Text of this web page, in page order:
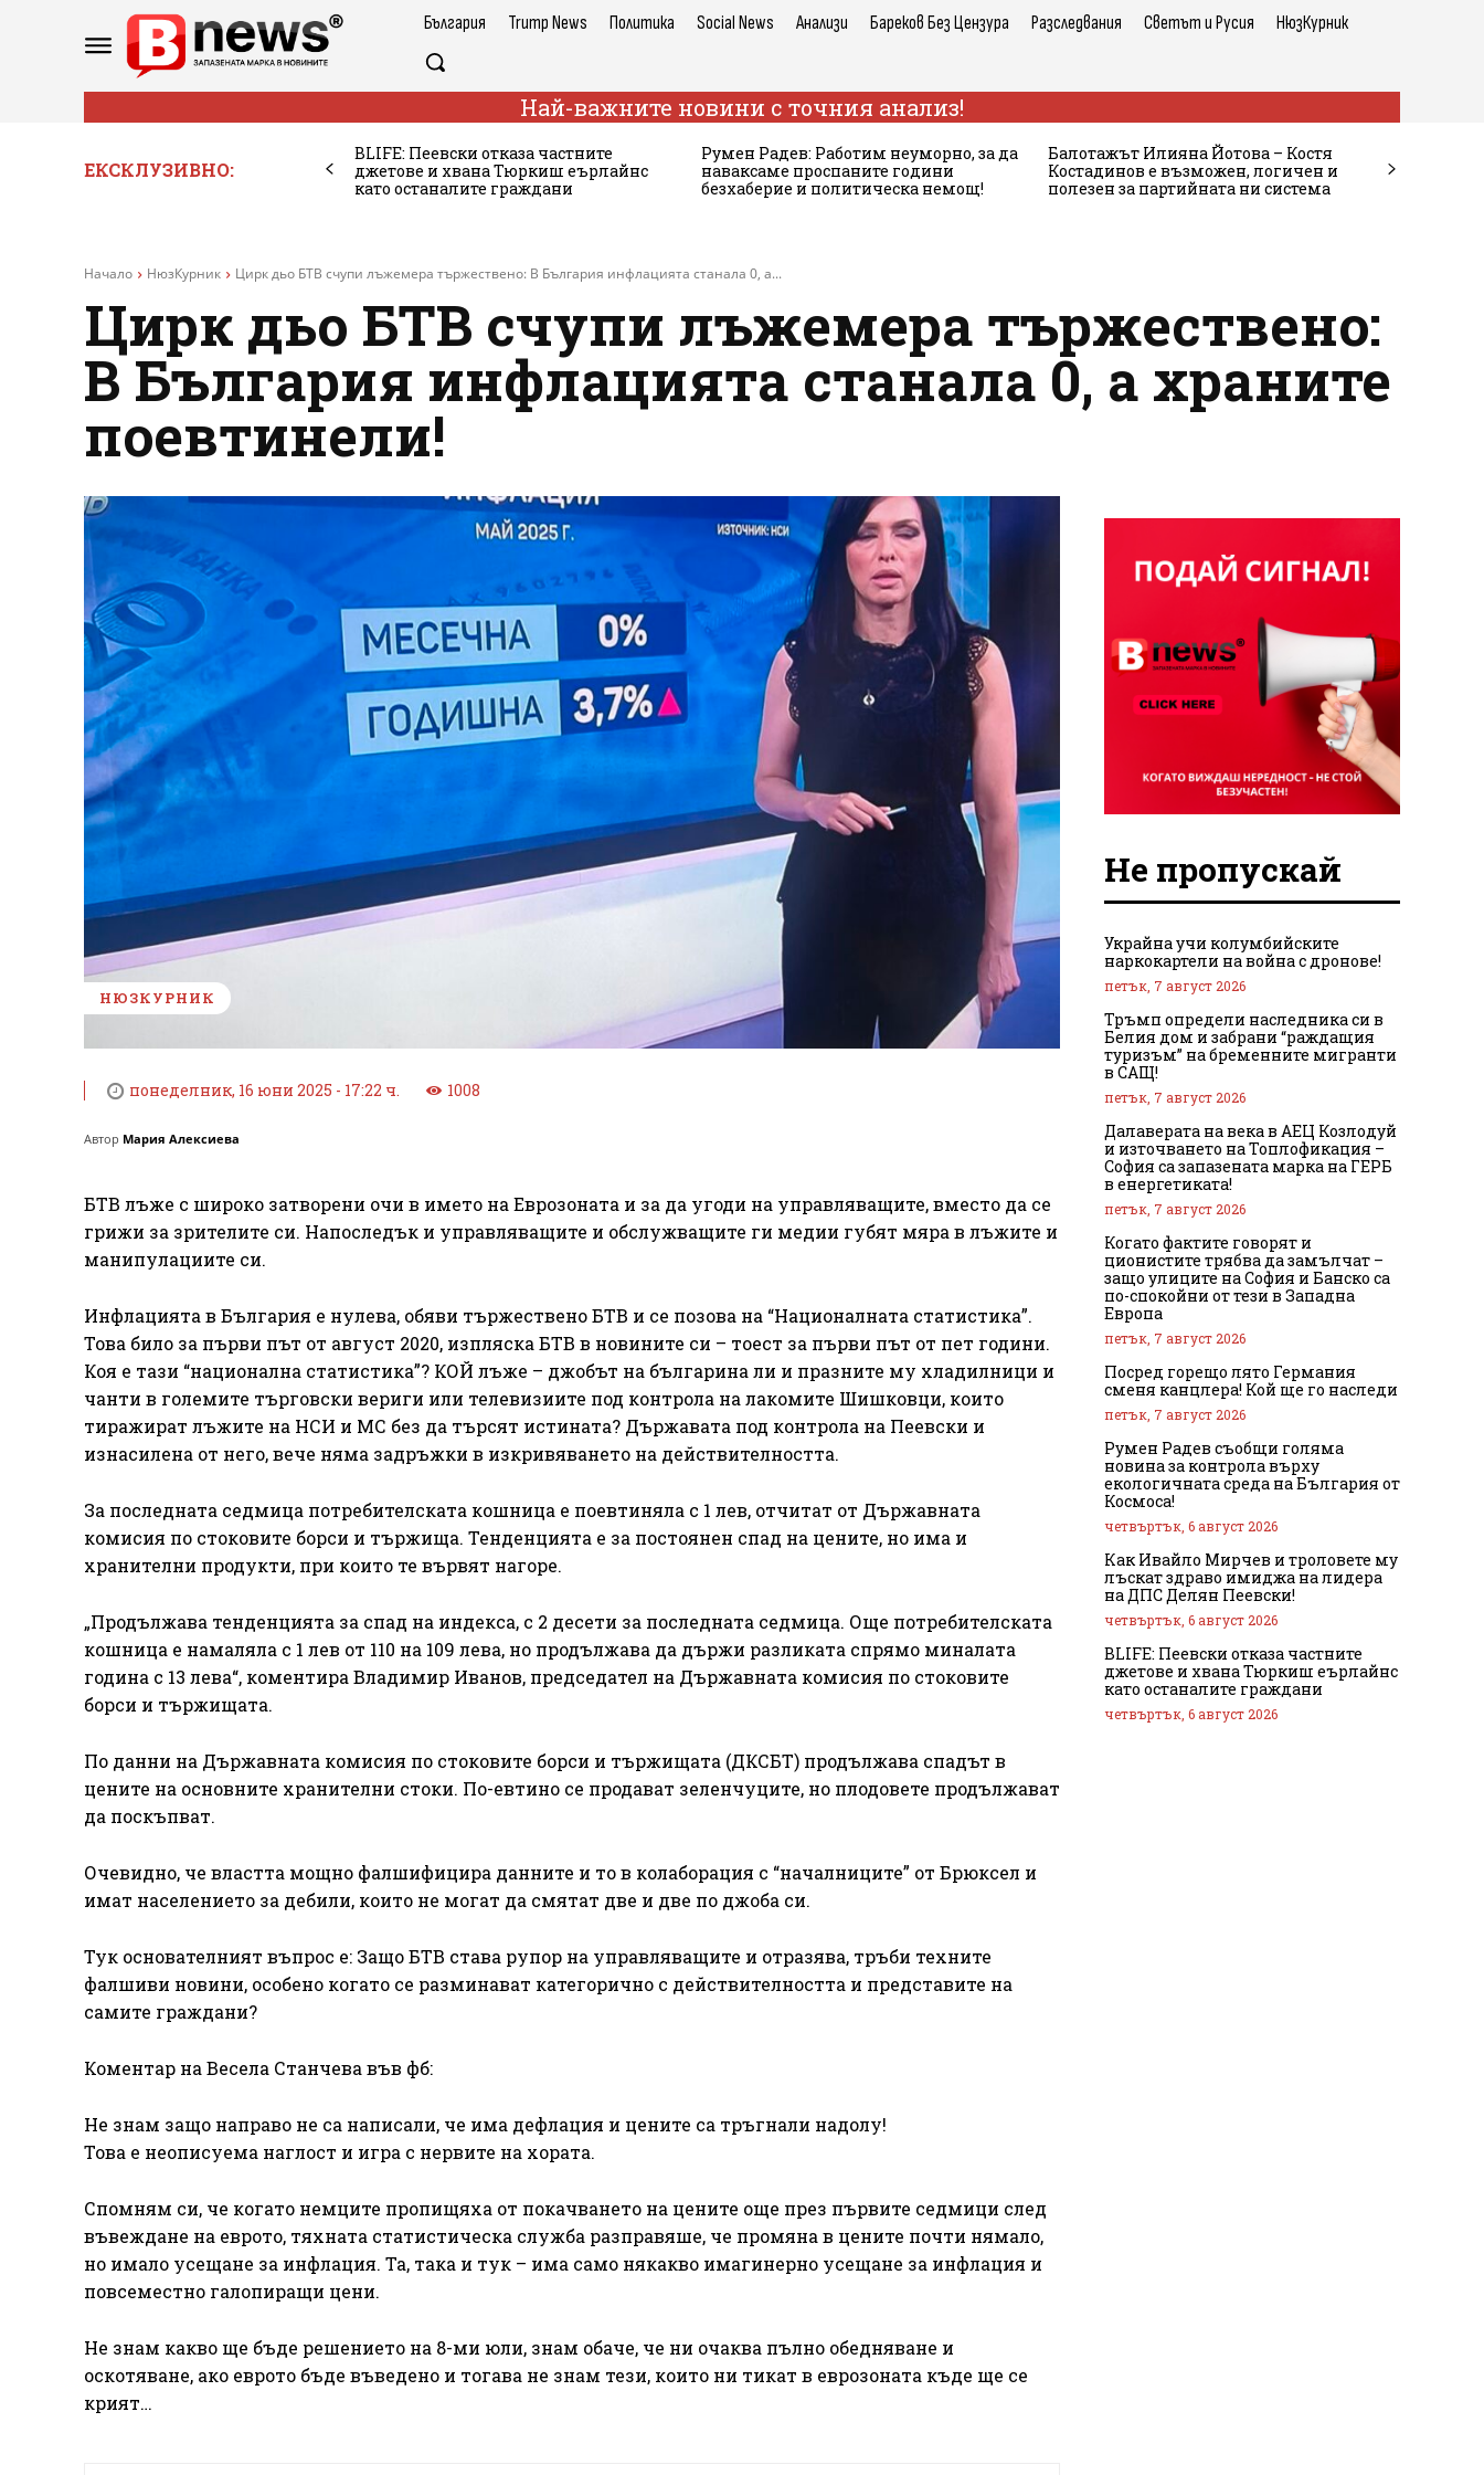
България Trump News Политика Social News Анализи Бареков Без Цензура Разследвания Светът и Русия НюзКурник
Най-важните новини с точния анализ!
ЕКСКЛУЗИВНО:
BLIFE: Пеевски отказа частните
джетове и хвана Тюркиш еърлайнс
като останалите граждани
Румен Радев: Работим неуморно, за да
наваксаме проспаните години
безхаберие и политическа немощ!
Балотажът Илияна Йотова – Костя
Костадинов е възможен, логичен и
полезен за партийната ни система
Начало НюзКурник Цирк дьо БТВ счупи лъжемера тържествено: В България инфлацията станала 0, а...
Цирк дьо БТВ счупи лъжемера тържествено:
В България инфлацията станала 0, а храните
поевтинели!
НЮЗКУРНИК
понеделник, 16 юни 2025 - 17:22 ч. 1008
Автор Мария Алексиева
БТВ лъже с широко затворени очи в името на Еврозоната и за да угоди на управляващите, вместо да се
грижи за зрителите си. Напоследък и управляващите и обслужващите ги медии губят мяра в лъжите и
манипулациите си.
Инфлацията в България е нулева, обяви тържествено БТВ и се позова на “Националната статистика”.
Това било за първи път от август 2020, изпляска БТВ в новините си – тоест за първи път от пет години.
Коя е тази “национална статистика”? КОЙ лъже – джобът на българина ли и празните му хладилници и
чанти в големите търговски вериги или телевизиите под контрола на лакомите Шишковци, които
тиражират лъжите на НСИ и МС без да търсят истината? Държавата под контрола на Пеевски и
изнасилена от него, вече няма задръжки в изкривяването на действителността.
За последната седмица потребителската кошница е поевтиняла с 1 лев, отчитат от Държавната
комисия по стоковите борси и тържища. Тенденцията е за постоянен спад на цените, но има и
хранителни продукти, при които те вървят нагоре.
„Продължава тенденцията за спад на индекса, с 2 десети за последната седмица. Още потребителската
кошница е намаляла с 1 лeв от 110 на 109 лeвa, но продължава да държи разликата спрямо миналата
година с 13 лeва“, коментира Владимир Иванов, председател на Държавната комисия по стоковите
борси и тържищата.
По данни на Държавната комисия по стоковите борси и тържищата (ДКСБТ) продължава спадът в
цените на основните хранителни стоки. По-евтино се продават зеленчуците, но плодовете продължават
да поскъпват.
Очевидно, че властта мощно фалшифицира данните и то в колаборация с “началниците” от Брюксел и
имат населението за дебили, които не могат да смятат две и две по джоба си.
Тук основателният въпрос е: Защо БТВ става рупор на управляващите и отразява, тръби техните
фалшиви новини, особено когато се разминават категорично с действителността и представите на
самите граждани?
Коментар на Весела Станчева във фб:
Не знам защо направо не са написали, че има дефлация и цените са тръгнали надолу!
Това е неописуема наглост и игра с нервите на хората.
Спомням си, че когато немците пропищяха от покачването на цените още през първите седмици след
въвеждане на еврото, тяхната статистическа служба разправяше, че промяна в цените почти нямало,
но имало усещане за инфлация. Та, така и тук – има само някакво имагинерно усещане за инфлация и
повсеместно галопиращи цени.
Не знам какво ще бъде решението на 8-ми юли, знам обаче, че ни очаква пълно обедняване и
оскотяване, ако еврото бъде въведено и тогава не знам тези, които ни тикат в еврозоната къде ще се
крият…
Не пропускай
Украйна учи колумбийските
наркокартели на война с дронове!
петък, 7 август 2026
Тръмп определи наследника си в
Белия дом и забрани “раждащия
туризъм” на бременните мигранти
в САЩ!
петък, 7 август 2026
Далаверата на века в АЕЦ Козлодуй
и източването на Топлофикация –
София са запазената марка на ГЕРБ
в енергетиката!
петък, 7 август 2026
Когато фактите говорят и
ционистите трябва да замълчат –
защо улиците на София и Банско са
по-спокойни от тези в Западна
Европа
петък, 7 август 2026
Посред горещо лято Германия
сменя канцлера! Кой ще го наследи
петък, 7 август 2026
Румен Радев съобщи голяма
новина за контрола върху
екологичната среда на България от
Космоса!
четвъртък, 6 август 2026
Как Ивайло Мирчев и троловете му
лъскат здраво имиджа на лидера
на ДПС Делян Пеевски!
четвъртък, 6 август 2026
BLIFE: Пеевски отказа частните
джетове и хвана Тюркиш еърлайнс
като останалите граждани
четвъртък, 6 август 2026